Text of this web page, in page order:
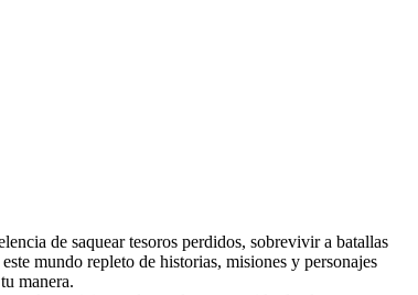
de saquear tesoros perdidos, sobrevivir a batallas
mundo repleto de historias, misiones y personajes
manera.